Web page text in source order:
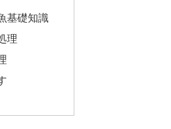
基礎知識
理